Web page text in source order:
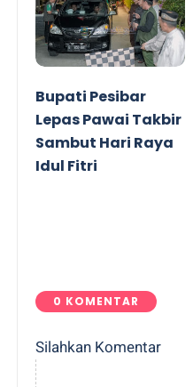
Bupati Pesibar
Lepas Pawai Takbir
Sambut Hari Raya
Idul Fitri
0 KOMENTAR
Silahkan Komentar